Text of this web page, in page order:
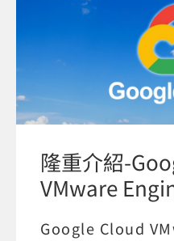
隆重介紹-
VMware
Google Cloud